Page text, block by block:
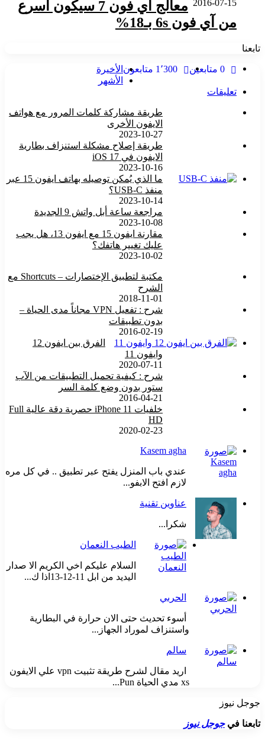
2016-07-15
معالج آي فون 7 سيكون أسرع
من آي فون 6s بـ18%
0 متابعين 1٬300 متابعونالأخيرة
الأشهر
تعليقات
طريقة مشاركة كلمات المرور مع هواتف
الايفون الأخرى
2023-10-27
طريقة إصلاح مشكلة استنزاف بطارية
الايفون في iOS 17
2023-10-16
ما الذي يُمكن توصيله بهاتف ايفون 15 عبر
منفذ USB-C؟
2023-10-14
مراجعة ساعة أبل واتش 9 الجديدة
2023-10-08
مقارنة ايفون 15 مع ايفون 13، هل يجب
عليك تغيير هاتفك؟
2023-10-02
مكتبة لتطبيق الإختصارات – Shortcuts مع
الشرح
2018-11-01
شرح : تفعيل VPN مجاناً مدى الحياة –
بدون تطبيقات
2016-02-19
الفرق بين ايفون 12
وايفون 11
2020-07-11
شرح : كيفية تحميل التطبيقات من الآب
ستور بدون وضع كلمة السر
2016-04-21
خلفيات iPhone 11 حصرية دقة عالية Full
HD
2020-02-23
Kasem agha
عندي باب المنزل يفتح عبر تطبيق .. في كل مره
لازم افتح الابفو...
عناوين تقنية
شكرا...
الطيب النعمان
السلام عليكم اخي الكريم الا صدار
اليديد من ابل 11-12-13اذا ك...
الحربي
أسوء تحديث حتى الان حرارة في البطارية
واستنزاف لموراد الجهاز...
سالم
اريد مقال لشرح طريقة تثبيت vpn علي الايفون
xs مدي الحياة Pun...
نيوز
في جوجل نيوز